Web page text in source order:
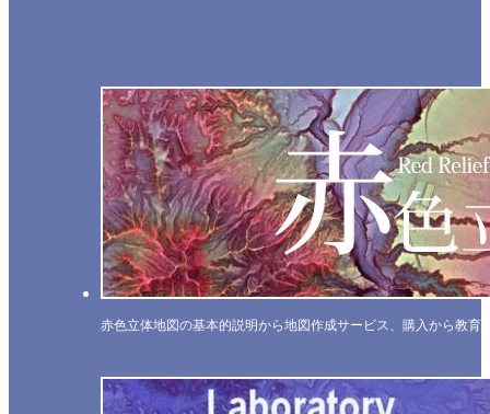
赤色立体地図の基本的説明から地図作成サービス、購入から教育